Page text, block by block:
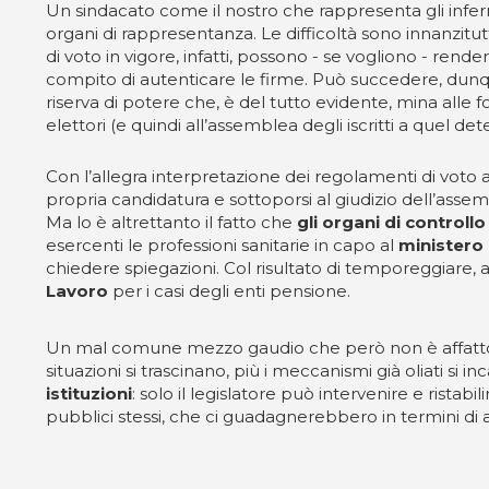
Un sindacato come il nostro che rappresenta gli
organi di rappresentanza. Le difficoltà sono
di voto in vigore, infatti, possono - se vogliono -
compito di autenticare le firme. Può succedere,
riserva di potere che, è del tutto evidente, mina alle
elettori (e quindi all’assemblea degli iscritti a quel
Con l’allegra interpretazione dei regolamenti di
propria candidatura e sottoporsi al giudizio
Ma lo è altrettanto il fatto che gli organi di
esercenti le professioni sanitarie in capo al ministero
chiedere spiegazioni. Col risultato di temporeggiare,
Lavoro per i casi degli enti pensione.
Un mal comune mezzo gaudio che però non è
situazioni si trascinano, più i meccanismi già oliati si
istituzioni: solo il legislatore può intervenire e
pubblici stessi, che ci guadagnerebbero in termini di